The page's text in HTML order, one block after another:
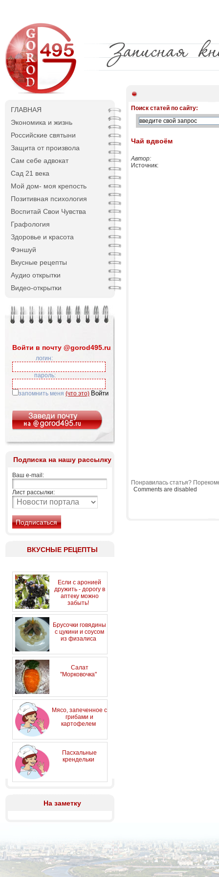
ГЛАВНАЯ
Экономика и жизнь
Российские святыни
Защита от произвола
Сам себе адвокат
Сад 21 века
Мой дом- моя крепость
Позитивная психология
Воспитай Свои Чувства
Графология
Здоровье и красота
Фэншуй
Вкусные рецепты
Аудио открытки
Видео-открытки
Войти в почту @gorod495.ru
логин:
пароль:
запомнить меня (что это)
Подписка на нашу рассылку
Ваш e-mail:
Лист рассылки:
ВКУСНЫЕ РЕЦЕПТЫ
Если с аронией
дружить - дорогу в
аптеку можно
забыть!
Брусочки говядины
с цукини и соусом
из физалиса
Салат
"Морковочка"
Мясо, запеченное с
грибами и
картофелем
Пасхальные
крендельки
На заметку
Поиск статей по сайту:
Чай вдвоём
Автор:
Источник:
Понравилась статья?
Comments are disabled